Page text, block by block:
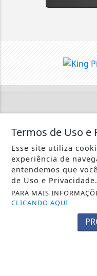
Crie sua
vantagens
Você pode ler
classificados e
CRIAR
Termos de Uso e
Esse site utiliza
experiência de
entendemos que
de Uso e Privacidade.
PARA MAIS
CLICANDO AQUI